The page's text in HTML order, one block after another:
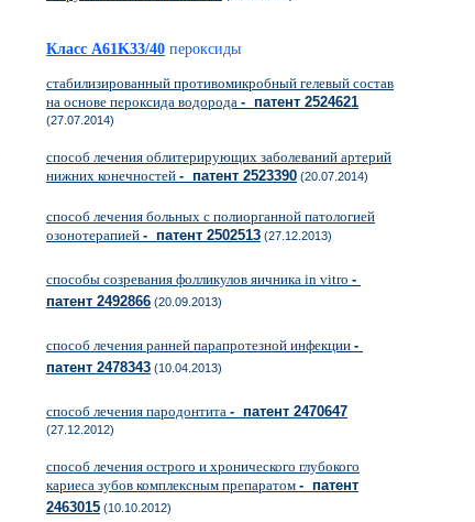
Класс A61K33/40 пероксиды
стабилизированный противомикробный гелевый состав
на основе пероксида водорода - патент 2524621
(27.07.2014)
способ лечения облитерирующих заболеваний артерий
нижних конечностей - патент 2523390 (20.07.2014)
способ лечения больных с полиорганной патологией
озонотерапией - патент 2502513 (27.12.2013)
способы созревания фолликулов яичника in vitro -
патент 2492866 (20.09.2013)
способ лечения ранней парапротезной инфекции -
патент 2478343 (10.04.2013)
способ лечения пародонтита - патент 2470647
(27.12.2012)
способ лечения острого и хронического глубокого
кариеса зубов комплексным препаратом - патент
2463015 (10.10.2012)